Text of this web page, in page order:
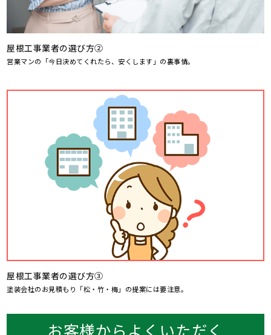
屋根工事業者の選び方②
営業マンの「今日決めてくれたら、安くします」の裏事情。
屋根工事業者の選び方③
塗装会社のお見積もり「松・竹・梅」の提案には要注意。
お客様からよくいただく